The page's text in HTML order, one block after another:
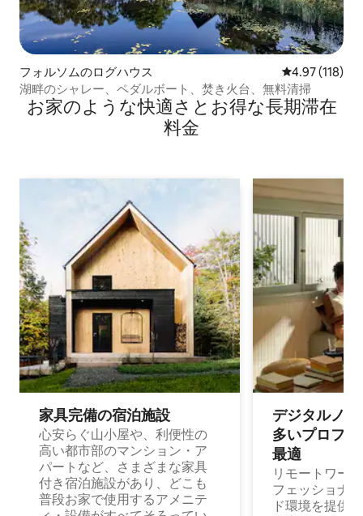
フォルソムのログハウス レビュー118
4.97 (118)
湖畔のシャレー、ペダルボート、焚き火台、無料清掃
お家のような快⁠適⁠さ⁠とお⁠得⁠な長⁠期⁠滞⁠在
料⁠金
家具完備の宿⁠泊⁠施⁠設
心安らぐ山小屋や、利便性の
高い都市部のマンション・ア
パートなど、さまざまな家具
付き宿泊施設があり、どこも
普段お家で使用するアメニテ
デジタルノ
多⁠いプ⁠ロ⁠フ⁠
最⁠適
リモートワー
フェッショナ
ド環境を提供